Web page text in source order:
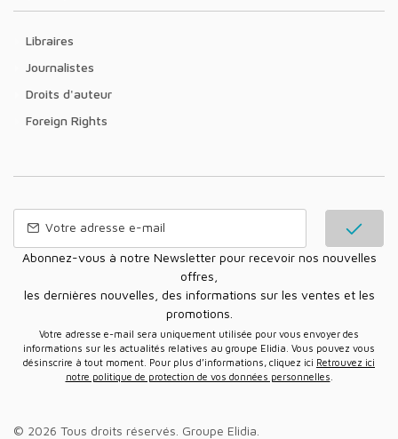
Libraires
Journalistes
Droits d'auteur
Foreign Rights
Abonnez-vous à notre Newsletter pour recevoir nos nouvelles
offres,
les dernières nouvelles, des informations sur les ventes et les
promotions.
Votre adresse e-mail sera uniquement utilisée pour vous envoyer des
informations sur les actualités relatives au groupe Elidia. Vous pouvez vous
désinscrire à tout moment. Pour plus d’informations, cliquez ici Retrouvez ici
notre politique de protection de vos données personnelles
© 2026 Tous droits réservés. Groupe Elidia